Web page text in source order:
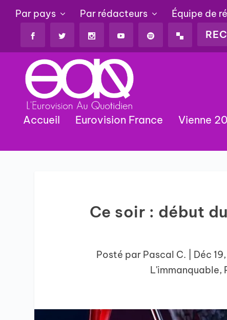
Par pays Par rédacteurs Équipe de
Accueil Eurovision France Vienne
Ce soir : début
Posté par Pascal C. Déc
L'immanquable,